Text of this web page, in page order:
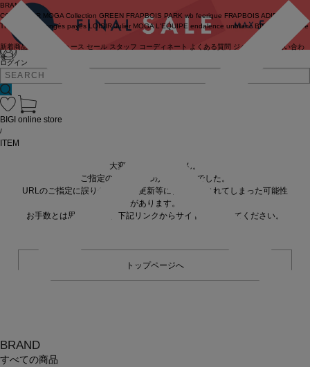
ログイン
BRAND
COUTURIER MOGA Collection GREEN FRAPBOIS PARK wb feerique FRAPBOIS ADIEU
TRISTESSE
congés payés LOISIR Julier MOGA L'EQUIPE endalence unbilanc BIGI online store
新着商品 ニュース セール スタッフ コーディネート よくある質問 ジャーナル
お問い合わ
せ
BRAND
すべての商品
BIGI online store
/
ITEM
大変申し訳ありません。
ご指定の商品が見つかりませんでした。
URLのご指定に誤りがあるか、更新等に伴い削除されてしまった可能性
があります。
お手数とは思いますが、下記リンクからサイトへ移動してください。
トップページへ